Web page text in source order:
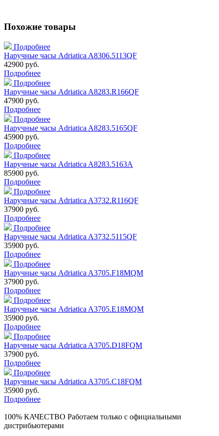
Похожие товары
Подробнее
Наручные часы Adriatica A8306.5113QF
42900 руб.
Подробнее
Подробнее
Наручные часы Adriatica A8283.R166QF
47900 руб.
Подробнее
Подробнее
Наручные часы Adriatica A8283.5165QF
45900 руб.
Подробнее
Подробнее
Наручные часы Adriatica A8283.5163A
85900 руб.
Подробнее
Подробнее
Наручные часы Adriatica A3732.R116QF
37900 руб.
Подробнее
Подробнее
Наручные часы Adriatica A3732.5115QF
35900 руб.
Подробнее
Подробнее
Наручные часы Adriatica A3705.F18MQM
37900 руб.
Подробнее
Подробнее
Наручные часы Adriatica A3705.E18MQM
35900 руб.
Подробнее
Подробнее
Наручные часы Adriatica A3705.D18FQM
37900 руб.
Подробнее
Подробнее
Наручные часы Adriatica A3705.C18FQM
35900 руб.
Подробнее
100% КАЧЕСТВО Работаем только с официальными
дистрибьютерами